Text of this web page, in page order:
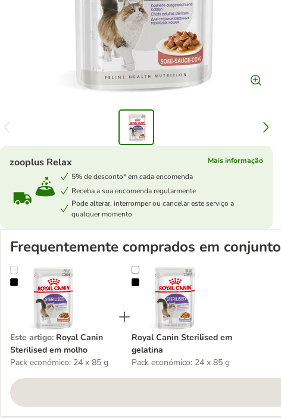
zooplus Relax
Mais informação
5% de desconto* em cada encomenda
Receba a sua encomenda regularmente
Pode alterar, interromper ou cancelar este serviço a
qualquer momento
Frequentemente comprados em conjunto
Royal Canin Sterilised em molho
Este artigo: Royal Canin
Sterilised em molho
Pack económico: 24 x 85 g
Royal Canin Sterilised em gelatina
Royal Canin Sterilised em
gelatina
Pack económico: 24 x 85 g